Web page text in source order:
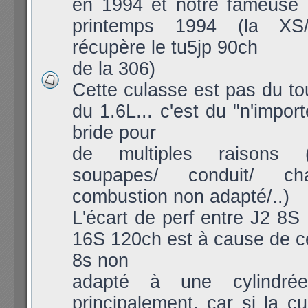
en 1994 et notre fameuse
printemps 1994 (la
récupère le tu5jp 90ch
de la 306)
Cette culasse est pas du
du 1.6L... c'est du
bride pour
de multiples raisons
soupapes/ conduit/
combustion non adapté/..)
L'écart de perf entre J2 8S
16S 120ch est à cause de
8s non
adapté à une
principalement, car si la